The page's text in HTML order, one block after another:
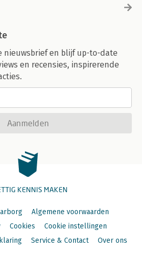
nieuwsbrief en blijf up-to-date
en recensies, inspirerende
Aanmelden
KENNIS MAKEN
Algemene voorwaarden
Cookies
Cookie instellingen
Service & Contact Over ons